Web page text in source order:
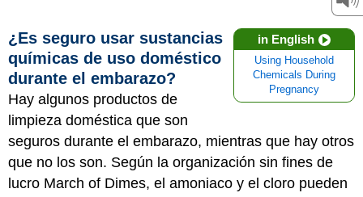
in English
Using Household
Chemicals During
Pregnancy
¿Es seguro usar sustancias
químicas de uso doméstico
durante el embarazo?
Hay algunos productos de
limpieza doméstica que son
seguros durante el embarazo, mientras que hay otros
que no los son. Según la organización sin fines de
lucro March of Dimes, el amoniaco y el cloro pueden